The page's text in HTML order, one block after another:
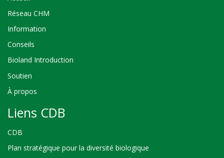
Réseau CHM
Information
Conseils
Bioland Introduction
Soutien
À propos
Liens CDB
CDB
Plan stratégique pour la diversité biologique